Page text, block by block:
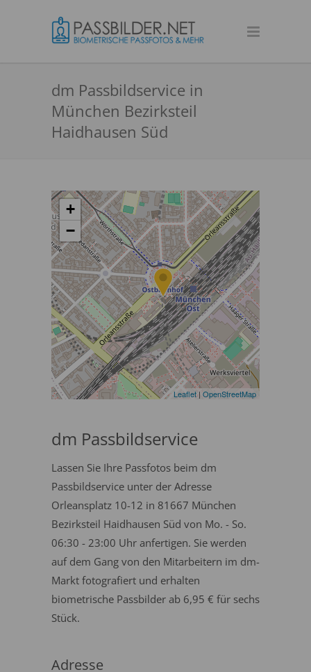
dm Passbildservice in
München Bezirksteil
Haidhausen Süd
+
−
Leaflet| OpenStreetMap
dm Passbildservice
Lassen Sie Ihre Passfotos beim dm
Passbildservice unter der Adresse
Orleansplatz 10-12 in 81667 München
Bezirksteil Haidhausen Süd von Mo. - So.
06:30 - 23:00 Uhr anfertigen. Sie werden
auf dem Gang von den Mitarbeitern im dm-
Markt fotografiert und erhalten
biometrische Passbilder ab 6,95 € für sechs
Stück.
Adresse